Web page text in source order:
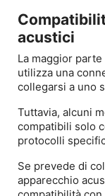
acustici
La maggior
utilizza una
collegarsi a uno
Tuttavia, alcuni
compatibili solo
protocolli
Se prevede di
apparecchio